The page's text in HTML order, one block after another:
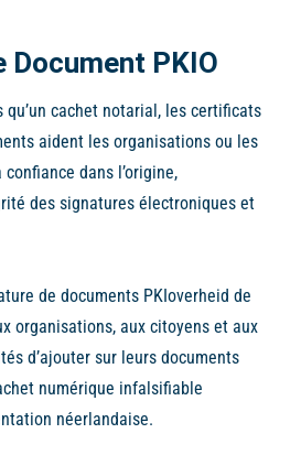
Document PKIO
qu’un cachet notarial, les certificats
aident les organisations ou les
dans l’origine,
des signatures électroniques et
de documents PKIoverheid de
organisations, aux citoyens et aux
d’ajouter sur leurs documents
numérique infalsifiable
néerlandaise.